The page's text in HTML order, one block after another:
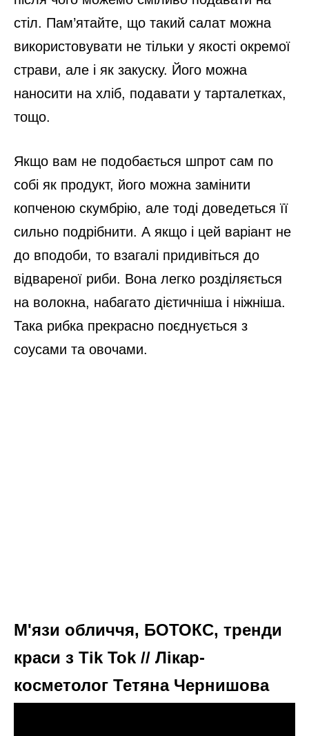
стіл. Пам’ятайте, що такий салат можна
використовувати не тільки у якості окремої
страви, але і як закуску. Його можна
наносити на хліб, подавати у тарталетках,
тощо.
Якщо вам не подобається шпрот сам по
собі як продукт, його можна замінити
копченою скумбрію, але тоді доведеться її
сильно подрібнити. А якщо і цей варіант не
до вподоби, то взагалі придивіться до
відвареної риби. Вона легко розділяється
на волокна, набагато дієтичніша і ніжніша.
Така рибка прекрасно поєднується з
соусами та овочами.
М'язи обличчя, БОТОКС, тренди
краси з Tik Tok // Лікар-
косметолог Тетяна Чернишова